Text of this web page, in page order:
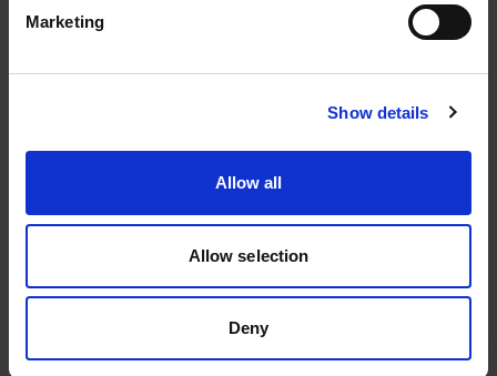
Marketing
Show details
Allow all
Allow selection
Deny
Tel: 0321-261 60
Industrivägen 1